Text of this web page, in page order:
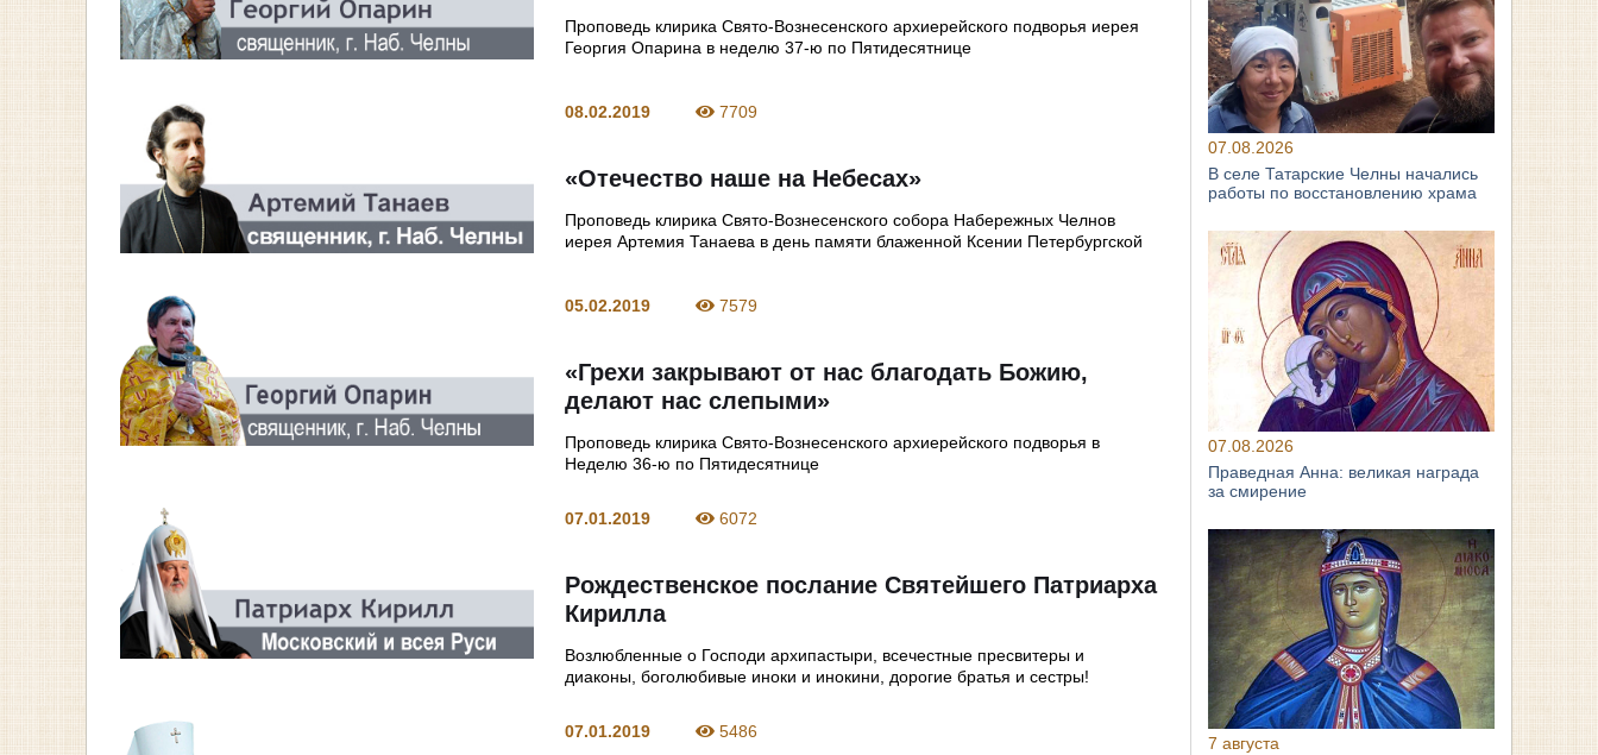
Проповедь клирика Свято-Вознесенского архиерейского подворья иерея
Георгия Опарина в неделю 37-ю по Пятидесятнице
08.02.2019 7709
«Отечество наше на Небесах»
Проповедь клирика Свято-Вознесенского собора Набережных Челнов
иерея Артемия Танаева в день памяти блаженной Ксении Петербургской
05.02.2019 7579
«Грехи закрывают от нас благодать Божию,
делают нас слепыми»
Проповедь клирика Свято-Вознесенского архиерейского подворья в
Неделю 36-ю по Пятидесятнице
07.01.2019 6072
Рождественское послание Святейшего Патриарха
Кирилла
Возлюбленные о Господи архипастыри, всечестные пресвитеры и
диаконы, боголюбивые иноки и инокини, дорогие братья и сестры!
07.01.2019 5486
07.08.2026
В селе Татарские Челны начались
работы по восстановлению храма
07.08.2026
Праведная Анна: великая награда
за смирение
7 августа